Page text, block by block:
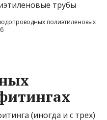
полиэтиленовых
(иногда и с трех)